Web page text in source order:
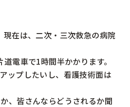
在は、二次・三次救急の病院
電車で1時間半かかります。
ップしたいし、看護技術面は
、皆さんならどうされるか聞